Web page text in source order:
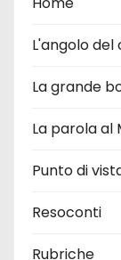
L'angolo
La grande
La parola al
Punto di
Resoconti
Rubriche